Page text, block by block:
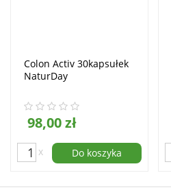
Colon Activ 30kapsułek
NaturDay
98,00 zł
x Do koszyka